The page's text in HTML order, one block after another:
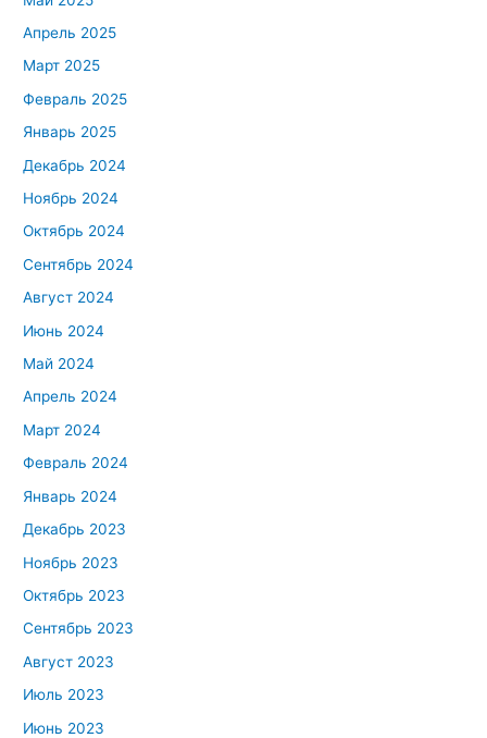
Апрель 2025
Март 2025
Февраль 2025
Январь 2025
Декабрь 2024
Ноябрь 2024
Октябрь 2024
Сентябрь 2024
Август 2024
Июнь 2024
Май 2024
Апрель 2024
Март 2024
Февраль 2024
Январь 2024
Декабрь 2023
Ноябрь 2023
Октябрь 2023
Сентябрь 2023
Август 2023
Июль 2023
Июнь 2023